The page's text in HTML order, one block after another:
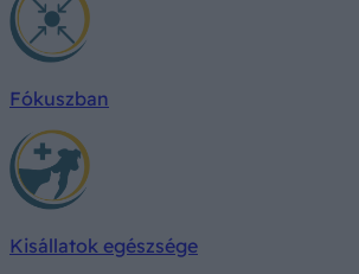
Fókuszban
Kisállatok egészsége